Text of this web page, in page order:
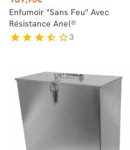
Enfumoir "Sans Feu" Avec
Résistance Anel®
star star star star_half star_border3